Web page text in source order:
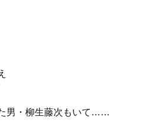
男・柳生藤次もいて……